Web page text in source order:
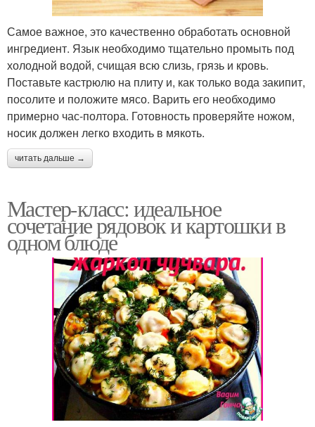
Самое важное, это качественно обработать основной
ингредиент. Язык необходимо тщательно промыть под
холодной водой, счищая всю слизь, грязь и кровь.
Поставьте кастрюлю на плиту и, как только вода закипит,
посолите и положите мясо. Варить его необходимо
примерно час-полтора. Готовность проверяйте ножом,
носик должен легко входить в мякоть.
читать дальше →
Мастер-класс: идеальное
сочетание рядовок и картошки в
одном блюде